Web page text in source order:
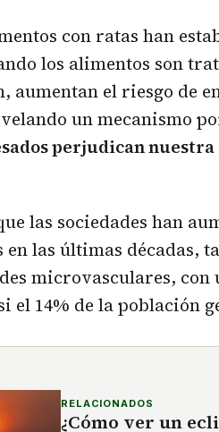
con ratas han
los alimentos son
aumentan el riesgo de
un mecanismo
perjudican nuestra
las sociedades han
en las últimas décadas,
microvasculares,
el 14% de la población
RELACIONADOS
¿Cómo ver un